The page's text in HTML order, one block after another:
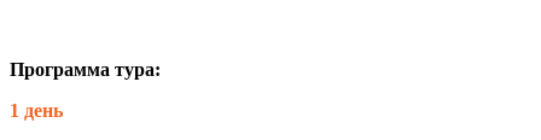
Программа тура:
1 день